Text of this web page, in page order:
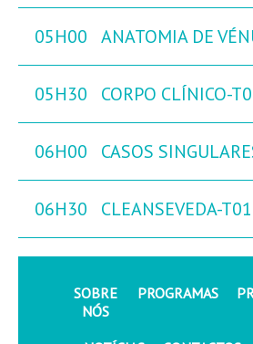
05H00 ANATOMIA DE
05H30 CORPO CLÍNICO-
06H00 CASOS
06H30 CLEANSEVEDA-
SOBRE
NÓS
PROGRAMAS